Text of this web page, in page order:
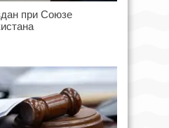
при Союзе